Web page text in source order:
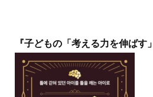
『子どもの「考える力を伸ばす